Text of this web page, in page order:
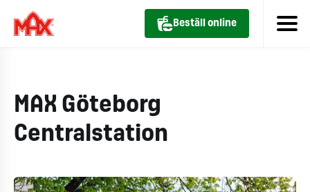
Beställ online
MAX Göteborg
Centralstation